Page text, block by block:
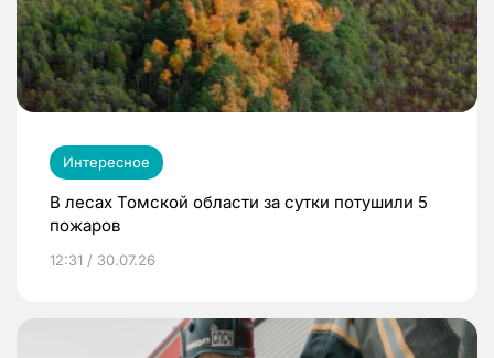
Интересное
В лесах Томской области за сутки потушили 5
пожаров
12:31 / 30.07.26